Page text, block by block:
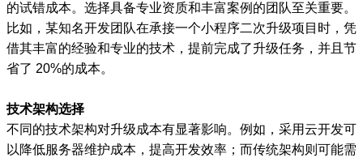
的试错成本。选择具备专业资质和丰富案例的团队至关重要。
比如，某知名开发团队在承接一个小程序二次升级项目时，凭
借其丰富的经验和专业的技术，提前完成了升级任务，并且节
省了 20%的成本。
技术架构选择
不同的技术架构对升级成本有显著影响。例如，采用云开发可
以降低服务器维护成本，提高开发效率；而传统架构则可能需